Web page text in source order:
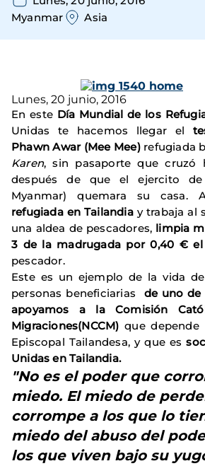
Myanmar
Asia
Lunes, 20 junio, 2016
En este Día Mundial de los
Unidas te hacemos llegar el
Phawn Awar (Mee Mee)refugiada
Karen, sin pasaporte que cruzó
después de que el ejercito de
Myanmar) quemara su casa.
refugiada en Tailandiay trabaja al
una aldea de pescadores, limpia
3 de la madrugada por 0,40 €
pescador.
Este es un ejemplo de la vida
personas beneficiarias
de uno de
apoyamos a la Comisión
Migraciones(NCCM) que depende
Episcopal Tailandesa, y que es
Unidas en Tailandia.
"No es el poder que
miedo. El miedo de
corrompe a los que lo
miedo del abuso del
los que viven bajo su